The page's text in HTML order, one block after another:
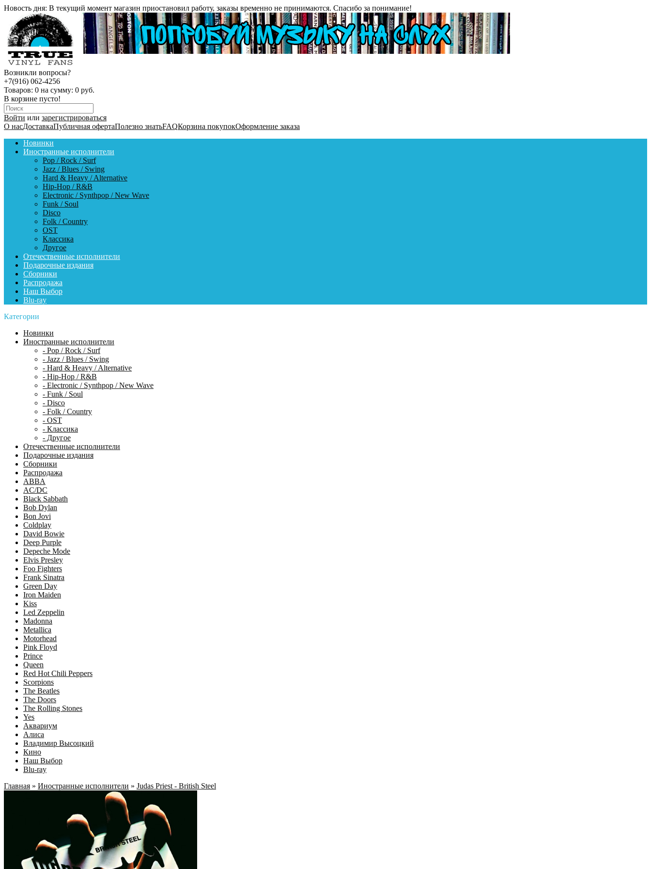
Новость дня: В текущий момент магазин приостановил работу, заказы временно не принимаются. Спасибо за понимание!
Возникли вопросы?
+7(916) 062-4256
Товаров: 0 на сумму: 0 руб.
В корзине пусто!
Войти или зарегистрироваться
О насДоставкаПубличная офертаПолезно знатьFAQКорзина покупокОформление заказа
Новинки
Иностранные исполнители
Pop / Rock / Surf
Jazz / Blues / Swing
Hard & Heavy / Alternative
Hip-Hop / R&B
Electronic / Synthpop / New Wave
Funk / Soul
Disco
Folk / Country
OST
Классика
Другое
Отечественные исполнители
Подарочные издания
Сборники
Распродажа
Наш Выбор
Blu-ray
Категории
Новинки
Иностранные исполнители
- Pop / Rock / Surf
- Jazz / Blues / Swing
- Hard & Heavy / Alternative
- Hip-Hop / R&B
- Electronic / Synthpop / New Wave
- Funk / Soul
- Disco
- Folk / Country
- OST
- Классика
- Другое
Отечественные исполнители
Подарочные издания
Сборники
Распродажа
ABBA
AC/DC
Black Sabbath
Bob Dylan
Bon Jovi
Coldplay
David Bowie
Deep Purple
Depeche Mode
Elvis Presley
Foo Fighters
Frank Sinatra
Green Day
Iron Maiden
Kiss
Led Zeppelin
Madonna
Metallica
Motorhead
Pink Floyd
Prince
Queen
Red Hot Chili Peppers
Scorpions
The Beatles
The Doors
The Rolling Stones
Yes
Аквариум
Алиса
Владимир Высоцкий
Кино
Наш Выбор
Blu-ray
Главная » Иностранные исполнители » Judas Priest - British Steel